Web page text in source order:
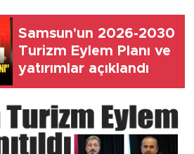
Samsun'un 2026-2030
Turizm Eylem Planı ve
yatırımlar açıklandı